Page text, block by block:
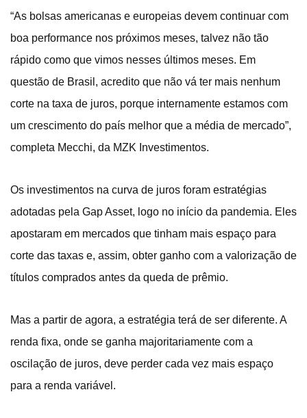
“As bolsas americanas e europeias devem continuar com
boa performance nos próximos meses, talvez não tão
rápido como que vimos nesses últimos meses. Em
questão de Brasil, acredito que não vá ter mais nenhum
corte na taxa de juros, porque internamente estamos com
um crescimento do país melhor que a média de mercado”,
completa Mecchi, da MZK Investimentos.
Os investimentos na curva de juros foram estratégias
adotadas pela Gap Asset, logo no início da pandemia. Eles
apostaram em mercados que tinham mais espaço para
corte das taxas e, assim, obter ganho com a valorização de
títulos comprados antes da queda de prêmio.
Mas a partir de agora, a estratégia terá de ser diferente. A
renda fixa, onde se ganha majoritariamente com a
oscilação de juros, deve perder cada vez mais espaço
para a renda variável.